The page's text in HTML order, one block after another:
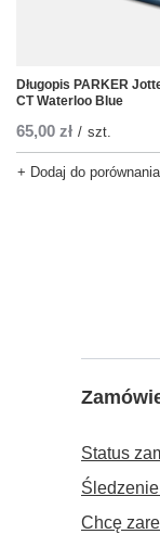
Długopis PARKER
CT Waterloo Blue
65,00 zł / szt.
+ Dodaj do porównania
Status
Śledzenie
Chcę